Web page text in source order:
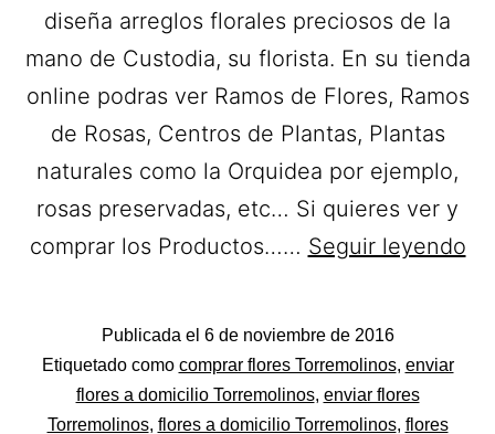
diseña arreglos florales preciosos de la
mano de Custodia, su florista. En su tienda
online podras ver Ramos de Flores, Ramos
de Rosas, Centros de Plantas, Plantas
naturales como la Orquidea por ejemplo,
rosas preservadas, etc… Si quieres ver y
comprar los Productos…… Seguir leyendo
Publicada el 6 de noviembre de 2016
Categorizado
Flores
Etiquetado como comprar flores Torremolinos, enviar
flores a domicilio Torremolinos, enviar flores
Torremolinos, flores a domicilio Torremolinos, flores